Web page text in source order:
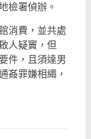
檢署偵辦。
消費，並共處
人疑竇，但
件，且須達男
姦罪嫌相繩，